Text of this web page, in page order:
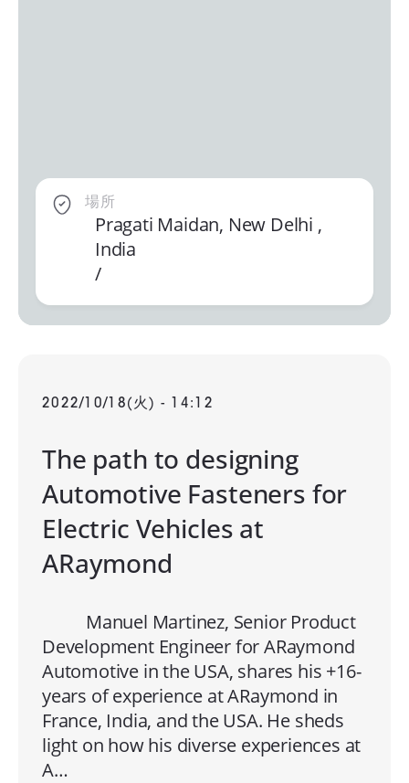
場所
Pragati Maidan, New Delhi ,
India
/
2022/10/18(火) - 14:12
The path to designing
Automotive Fasteners for
Electric Vehicles at
ARaymond
Manuel Martinez, Senior Product
Development Engineer for ARaymond
Automotive in the USA, shares his +16-
years of experience at ARaymond in
France, India, and the USA. He sheds
light on how his diverse experiences at
A…